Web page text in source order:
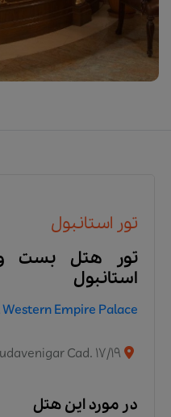
تور استانبول
تور هتل بست
استانبول
Western Empire Palace
Cad. 17/19
در مورد این هتل